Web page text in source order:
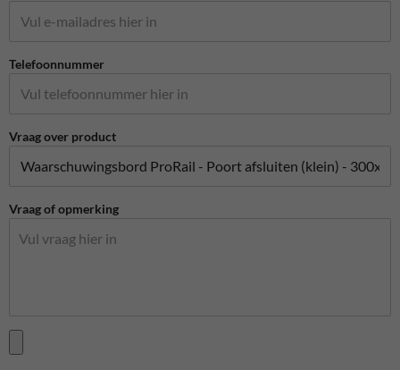
Telefoonnummer
Vraag over product
Vraag of opmerking